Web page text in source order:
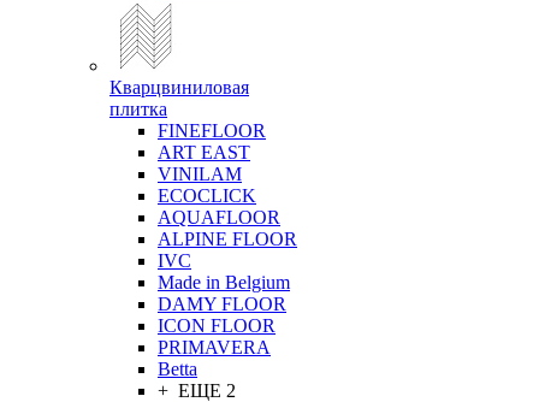
Кварцвиниловая
плитка
FINEFLOOR
ART EAST
VINILAM
ECOCLICK
AQUAFLOOR
ALPINE FLOOR
IVC
Made in Belgium
DAMY FLOOR
ICON FLOOR
PRIMAVERA
Betta
+ ЕЩЕ 2